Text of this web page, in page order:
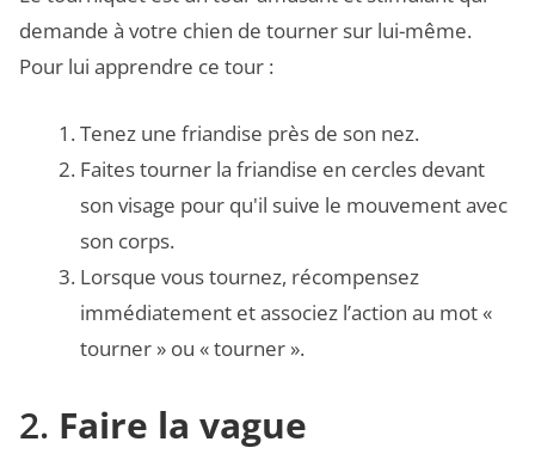
demande à votre chien de tourner sur lui-même.
Pour lui apprendre ce tour :
Tenez une friandise près de son nez.
Faites tourner la friandise en cercles devant
son visage pour qu'il suive le mouvement avec
son corps.
Lorsque vous tournez, récompensez
immédiatement et associez l’action au mot «
tourner » ou « tourner ».
2. Faire la vague